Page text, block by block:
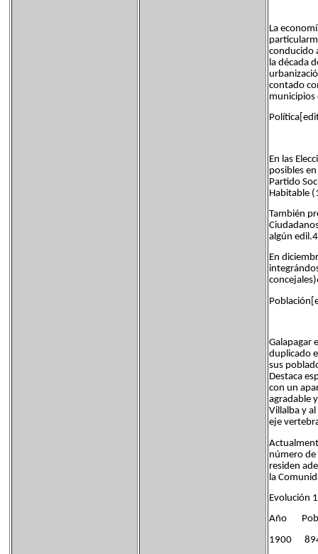
La
conducido
la década
contado
municipios
En las
posibles
Partido
Habitable
También
algún
En
Galapagar
duplicado
sus
Destaca
con un
agradable
Villalba y
eje
número de
residen
la
Evolución
Año
1900